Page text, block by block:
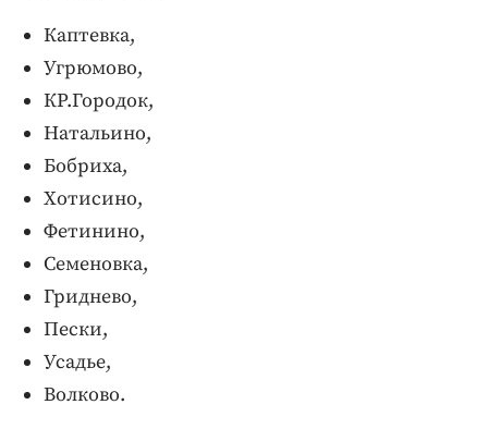
Каптевка,
Угрюмово,
КР.Городок,
Натальино,
Бобриха,
Хотисино,
Фетинино,
Семеновка,
Гриднево,
Пески,
Усадье,
Волково.